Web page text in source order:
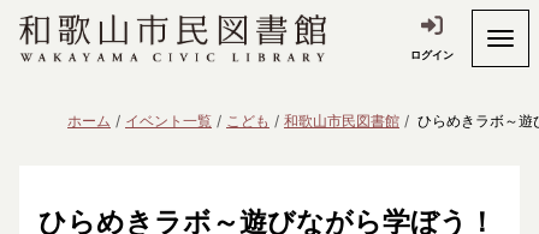
ログイン
ホーム イベント一覧 こども 和歌山市民図書館 ひらめきラボ～遊
ひらめきラボ～遊びながら学ぼう！